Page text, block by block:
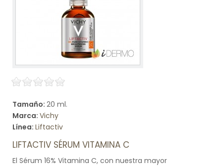
Tamaño: 20 ml.
Marca: Vichy
Línea: Liftactiv
LIFTACTIV SÉRUM VITAMINA C
El Sérum 16% Vitamina C, con nuestra mayor